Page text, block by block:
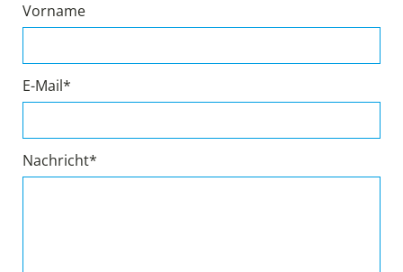
Vorname
E-Mail*
Nachricht*